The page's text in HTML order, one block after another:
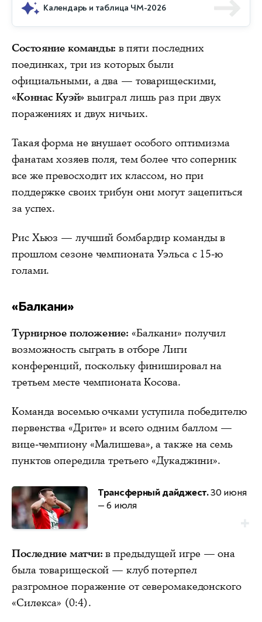
Календарь и таблица ЧМ-2026
Состояние команды: в пяти последних
поединках, три из которых были
официальными, а два — товарищескими,
«Коннас Куэй»выиграл лишь раз при двух
поражениях и двух ничьих.
Такая форма не внушает особого оптимизма
фанатам хозяев поля, тем более что соперник
все же превосходит их классом, но при
поддержке своих трибун они могут зацепиться
за успех.
Рис Хьюз — лучший бомбардир команды в
прошлом сезоне чемпионата Уэльса с 15-ю
голами.
«Балкани»
Турнирное положение: «Балкани» получил
возможность сыграть в отборе Лиги
конференций, поскольку финишировал на
третьем месте чемпионата Косова.
Команда восемью очками уступила победителю
первенства «Дрите» и всего одним баллом —
вице-чемпиону «Малишева», а также на семь
пунктов опередила третьего «Дукаджини».
Трансферный дайджест.30 июня
— 6 июля
Последние матчи: в предыдущей игре — она
была товарищеской — клуб потерпел
разгромное поражение от северомакедонского
«Силекса» (0:4).